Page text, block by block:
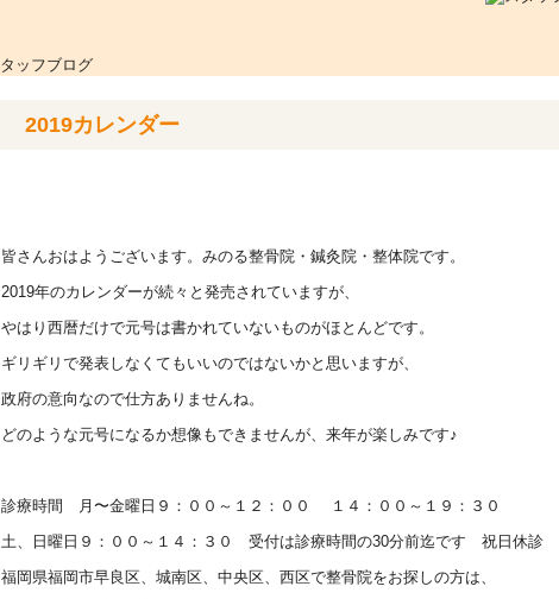
2019カレンダー
皆さんおはようございます。みのる整骨院・鍼灸院・整体院です。
2019年のカレンダーが続々と発売されていますが、
やはり西暦だけで元号は書かれていないものがほとんどです。
ギリギリで発表しなくてもいいのではないかと思いますが、
政府の意向なので仕方ありませんね。
どのような元号になるか想像もできませんが、来年が楽しみです♪
診療時間 月〜金曜日９：００～１２：００ １４：００～１９：３０
土、日曜日９：００～１４：３０ 受付は診療時間の30分前迄です 祝日休診
福岡県福岡市早良区、城南区、中央区、西区で整骨院をお探しの方は、